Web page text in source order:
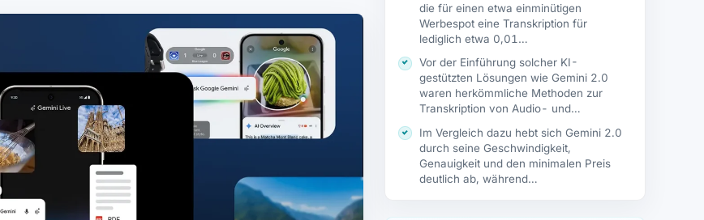
die für einen etwa einminütigen
Werbespot eine Transkription für
lediglich etwa 0,01…
Vor der Einführung solcher KI-
gestützten Lösungen wie Gemini 2.0
waren herkömmliche Methoden zur
Transkription von Audio- und
Im Vergleich dazu hebt sich Gemini 2.0
durch seine Geschwindigkeit,
Genauigkeit und den minimalen Preis
deutlich ab, während…